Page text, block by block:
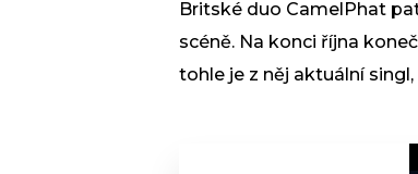
Britské duo CamelPhat
scéně. Na konci října
tohle je z něj aktuální